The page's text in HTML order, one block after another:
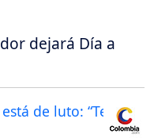
dejará Día a